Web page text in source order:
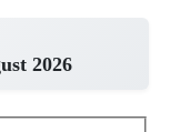
2026